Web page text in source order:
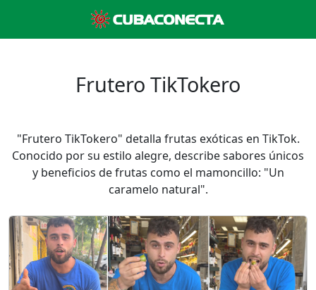
Frutero TikTokero
"Frutero TikTokero" detalla frutas exóticas en TikTok.
Conocido por su estilo alegre, describe sabores únicos
y beneficios de frutas como el mamoncillo: "Un
caramelo natural".